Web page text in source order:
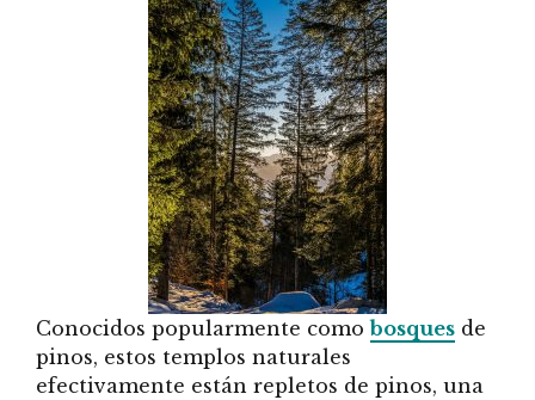
Conocidos popularmente comobosques de
pinos, estos templos naturales
efectivamente están repletos de pinos, una